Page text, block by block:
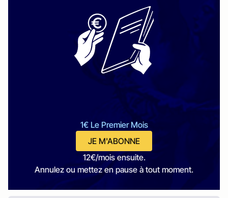
1€ Le Premier Mois
JE M'ABONNE
12€/mois ensuite.
Annulez ou mettez en pause à tout moment.